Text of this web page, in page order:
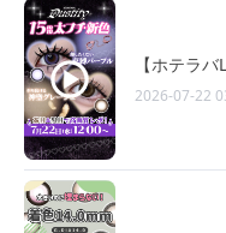
【ホテラ
2026-07-22